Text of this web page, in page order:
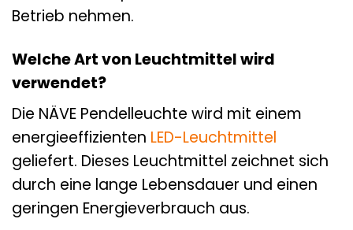
Betrieb nehmen.
Welche Art von Leuchtmittel wird
verwendet?
Die NÄVE Pendelleuchte wird mit einem
energieeffizienten LED-Leuchtmittel
geliefert. Dieses Leuchtmittel zeichnet sich
durch eine lange Lebensdauer und einen
geringen Energieverbrauch aus.